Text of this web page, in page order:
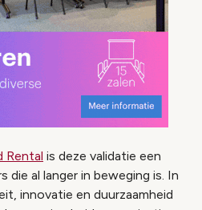
Rental is deze validatie een
die al langer in beweging is. In
innovatie en duurzaamheid